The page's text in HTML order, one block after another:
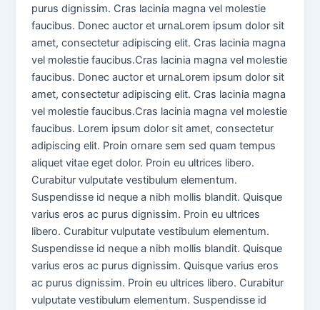
purus dignissim. Cras lacinia magna vel molestie
faucibus. Donec auctor et urnaLorem ipsum dolor sit
amet, consectetur adipiscing elit. Cras lacinia magna
vel molestie faucibus.Cras lacinia magna vel molestie
faucibus. Donec auctor et urnaLorem ipsum dolor sit
amet, consectetur adipiscing elit. Cras lacinia magna
vel molestie faucibus.Cras lacinia magna vel molestie
faucibus. Lorem ipsum dolor sit amet, consectetur
adipiscing elit. Proin ornare sem sed quam tempus
aliquet vitae eget dolor. Proin eu ultrices libero.
Curabitur vulputate vestibulum elementum.
Suspendisse id neque a nibh mollis blandit. Quisque
varius eros ac purus dignissim. Proin eu ultrices
libero. Curabitur vulputate vestibulum elementum.
Suspendisse id neque a nibh mollis blandit. Quisque
varius eros ac purus dignissim. Quisque varius eros
ac purus dignissim. Proin eu ultrices libero. Curabitur
vulputate vestibulum elementum. Suspendisse id